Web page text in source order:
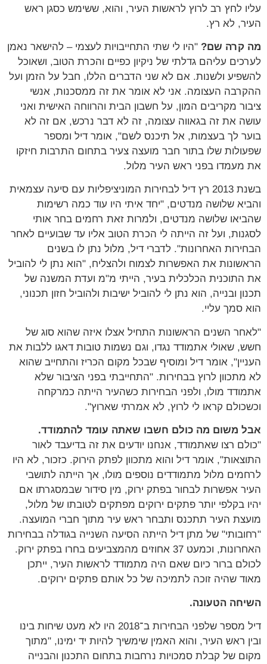
עליו לחץ רב לרוץ לראשות העיר, והוא, ששימש כסגן ראש
העיר, לא רץ.
מה קרה שם? "היו לי שתי התחייבויות לעצמי – להישאר נאמן
לערכים עליהם גדלתי של ניקיון כפיים והכרת הטוב, ושאוכל
להשפיע ולשנות. אם לא שני הדברים הללו, חבל על הזמן ועל
ההקרבה העצומה. אני לא אומר את זה ממסכנות, אנשי
ציבור מקריבים המון, על חשבון הבית והרווחה האישית ואני
עושה את זה בגאווה עצומה, זה לא דבר נרכש, אם זה לא
בוער לך בעצמות, אל תיכנס לשם", אומר דיל ומספר
שפעולות שלו בתור חבר מועצה צעיר בתחום התרבות חיזקו
את מעמדו בפני ראש העיר מלול.
בשנת 2013 רץ דיל לבחירות המוניציפליות עם סיעה עצמאית
והביא שלושה מנדטים, "יחד איתי היו עוד כמה רשימות
שהביאו שלושה מנדטים, ולמרות זאת רחמים בחר אותי
לסגנות, ועל זה הייתה לי הכרת הטוב אליו עד שבועיים לאחר
הבחירות האחרונות". לדברי דיל, מלול נתן לו בשנים
הראשונות את האפשרות לצמוח ולהצליח, "הוא נתן לי להוביל
את התוכנית הכלכלית בעיר, הייתי מ"מ ועדת המשנה של
תכנון ובנייה, הוא נתן לי להוביל ישיבות ולהוביל חזון תכנוני,
הוא סמך עליי.
"לאחר השנים הראשונות התחיל אצלו איזה שהוא סוג של
חשש, שאולי אתמודד נגדו, וגם נשמות טובות דאגו ללבות את
העניין", אומר דיל ומוסיף שבכל מקום הכריז והתחייב שהוא
לא מתכוון לרוץ בבחירות. "התחייבתי בפני הציבור שלא
אתמודד מולו, ולפני הבחירות כשהעיר הייתה כמרקחה
וכשכולם קראו לי לרוץ, לא אמרתי שארוץ".
אבל משום מה כולם חשבו שאתה עומד להתמודד.
"כולם רצו שאתמודד, אנחנו יודעים את זה בדיעבד לאור
התוצאות", אומר דיל והוא מתכוון לפתק הירוק. כזכור, לא היו
לרחמים מלול מתמודדים נוספים מולו, אך הייתה לתושבי
העיר אפשרות לבחור בפתק ירוק, מין סידור שבמסגרתו אם
יהיו בקלפי יותר פתקים ירוקים מפתקים לטובתו של מלול,
מועצת העיר תתכנס ותבחר ראש עיר מתוך חברי המועצה.
"רחובותי" של מתן דיל הייתה הסיעה השנייה בגודלה בבחירות
האחרונות, וכמעט 37 אחוזים מהמצביעים בחרו בפתק ירוק.
לכולם ברור כיום שאם היה מתמודד לראשות העיר, ייתכן
מאוד שהיה זוכה לתמיכה של כל אותם פתקים ירוקים.
השיחה הטעונה.
דיל מספר שלפני הבחירות ב־2018 היו לא מעט שיחות בינו
ובין ראש העיר, והוא האמין שימשיך להיות יד ימינו, "מתוך
מקום של קבלת סמכויות נרחבות בתחום התכנון והבנייה